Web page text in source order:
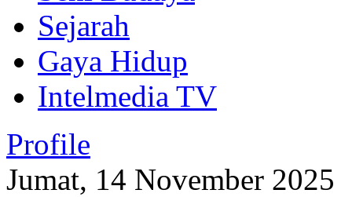
Sejarah
Gaya Hidup
Intelmedia TV
Profile
Jumat, 14 November 2025